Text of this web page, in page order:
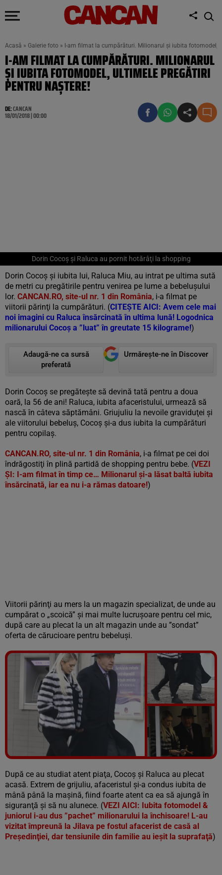
Acasă » Galerie foto » I-am filmat la cumpărături. Milionarul şi iubita fotomodel,
I-AM FILMAT LA CUMPĂRĂTURI. MILIONARUL
ŞI IUBITA FOTOMODEL, ULTIMELE PREGĂTIRI
PENTRU NAŞTERE!
DE:CANCAN
18/01/2018 | 00:00
Dorin Cocoş şi Raluca au pornit hotărâţi la shopping
Dorin Cocoş şi iubita lui, Raluca Miu, au intrat pe ultima sută
de metri cu pregătirile pentru venirea pe lume a bebeluşului
lor. CANCAN.RO, site-ul nr. 1 din România, i-a filmat pe
viitorii părinţi la cumpărături. (CITEŞTE AICI: Avem cele mai
noi imagini cu Raluca însărcinată în ultima lună! Logodnica
milionarului Cocoş a ”luat” în greutate 15 kilograme!)
Adaugă-ne ca sursă
preferată
Urmărește-ne în Discover
Dorin Cocoş se pregăteşte să devină tată pentru a doua
oară, la 56 de ani! Raluca, iubita afaceristului, urmează să
nască în câteva săptămâni. Griujuliu la nevoile graviduţei şi
ale viitorului bebeluş, Cocoş şi-a dus iubita la cumpărături
pentru copilaş.
CANCAN.RO, site-ul nr. 1 din România, i-a filmat pe cei doi
îndrăgostiţi în plină partidă de shopping pentru bebe. (VEZI
ŞI: I-am filmat în timp ce… Milionarul şi-a lăsat baltă iubita
însărcinată, iar ea nu i-a rămas datoare!)
Viitorii părinţi au mers la un magazin specializat, de unde au
cumpărat o „scoică” şi mai multe lucruşoare pentru cel mic,
după care au plecat la un alt magazin unde au ”sondat”
oferta de cărucioare pentru bebeluşi.
Vezi galeria foto
29 poze
După ce au studiat atent piaţa, Cocoş şi Raluca au plecat
acasă. Extrem de grijuliu, afaceristul şi-a condus iubita de
mână până la maşină, fiind foarte atent ca ea să ajungă în
siguranţă şi să nu alunece. (VEZI AICI: Iubita fotomodel &
juniorul i-au dus ”pachet” milionarului la închisoare! L-au
vizitat împreună la Jilava pe fostul afacerist de casă al
Preşedinţiei, dar tensiunile din familie au ieşit la suprafaţă)